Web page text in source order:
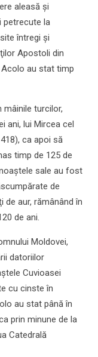
aleasă şi
petrecute la
întregi şi
Apostoli din
Acolo au stat timp
mâinile turcilor,
ani, lui Mircea cel
ca apoi să
timp de 125 de
sale au fost
de
de aur, rămânând în
de ani.
Moldovei,
datoriilor
Cuvioasei
cu cinste în
au stat până în
prin minune de la
Catedrală